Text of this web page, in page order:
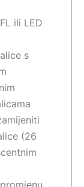
ili LED
s
(26